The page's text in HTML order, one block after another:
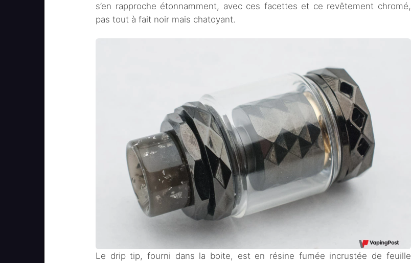
s’en rapproche étonnamment, avec ces facettes et ce revêtement chromé,
pas tout à fait noir mais chatoyant.
Le drip tip, fourni dans la boite, est en résine fumée incrustée de feuille